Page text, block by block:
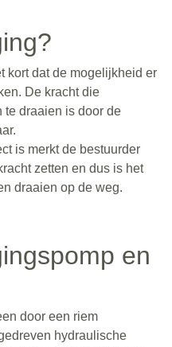
kort dat de mogelijkheid er
De kracht die
te draaien is door de
is merkt de bestuurder
zetten en dus is het
draaien op de weg.
en
door een riem
hydraulische